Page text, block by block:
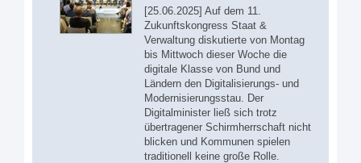
[25.06.2025] Auf dem 11.
Zukunftskongress Staat &
Verwaltung diskutierte von Montag
bis Mittwoch dieser Woche die
digitale Klasse von Bund und
Ländern den Digitalisierungs- und
Modernisierungsstau. Der
Digitalminister ließ sich trotz
übertragener Schirmherrschaft nicht
blicken und Kommunen spielen
traditionell keine große Rolle.